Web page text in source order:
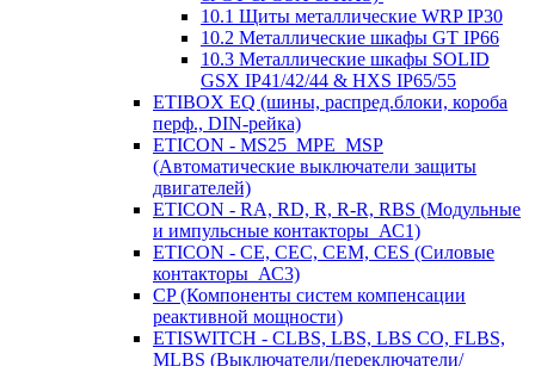
10.1 Щиты металлические WRP IP30
10.2 Металлические шкафы GT IP66
10.3 Металлические шкафы SOLID
GSX IP41/42/44 & HXS IP65/55
ETIBOX EQ (шины, распред.блоки, короба
перф., DIN-рейка)
ETICON - MS25_MPE_MSP
(Автоматические выключатели защиты
двигателей)
ETICON - RA, RD, R, R-R, RBS (Модульные
и импульсные контакторы_АС1)
ETICON - CE, CEC, CEM, CES (Силовые
контакторы_АС3)
CP (Компоненты систем компенсации
реактивной мощности)
ETISWITCH - CLBS, LBS, LBS CO, FLBS,
MLBS (Выключатели/переключатели/